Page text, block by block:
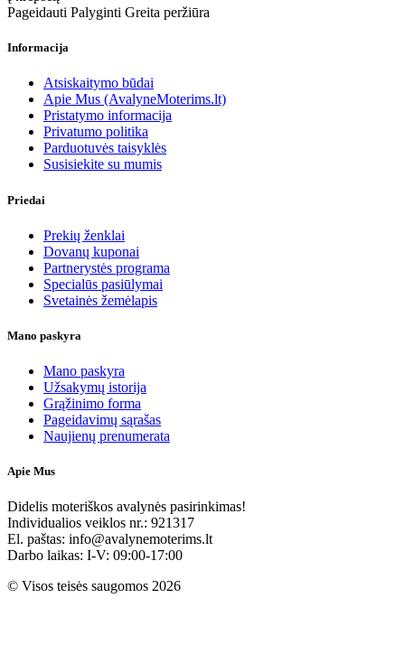
Pageidauti Palyginti Greita peržiūra
Informacija
Atsiskaitymo būdai
Apie Mus (AvalyneMoterims.lt)
Pristatymo informacija
Privatumo politika
Parduotuvės taisyklės
Susisiekite su mumis
Priedai
Prekių ženklai
Dovanų kuponai
Partnerystės programa
Specialūs pasiūlymai
Svetainės žemėlapis
Mano paskyra
Mano paskyra
Užsakymų istorija
Grąžinimo forma
Pageidavimų sąrašas
Naujienų prenumerata
Apie Mus
Didelis moteriškos avalynės pasirinkimas!
Individualios veiklos nr.: 921317
El. paštas: info@avalynemoterims.lt
Darbo laikas: I-V: 09:00-17:00
© Visos teisės saugomos 2026